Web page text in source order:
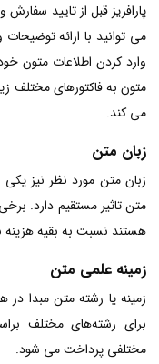
پارافریز قبل از تایید
می توانید با ارائه
وارد کردن اطلاعات متون
متون به فاکتورهای مختلف
می کند.
زبان متن
زبان متن مورد نظر نیز یکی
متن تاثیر مستقیم دارد.
هستند نسبت به بقیه هزینه
زمینه علمی متن
زمینه یا رشته متن مبدا
برای رشته‌های مختلف
مختلفی پرداخت می شود.